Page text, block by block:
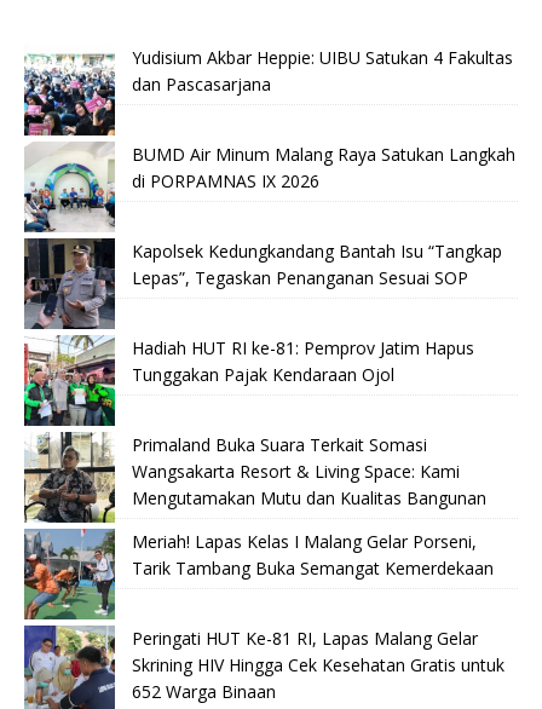
Yudisium Akbar Heppie: UIBU Satukan 4 Fakultas
dan Pascasarjana
BUMD Air Minum Malang Raya Satukan Langkah
di PORPAMNAS IX 2026
Kapolsek Kedungkandang Bantah Isu “Tangkap
Lepas”, Tegaskan Penanganan Sesuai SOP
Hadiah HUT RI ke-81: Pemprov Jatim Hapus
Tunggakan Pajak Kendaraan Ojol
Primaland Buka Suara Terkait Somasi
Wangsakarta Resort & Living Space: Kami
Mengutamakan Mutu dan Kualitas Bangunan
Meriah! Lapas Kelas I Malang Gelar Porseni,
Tarik Tambang Buka Semangat Kemerdekaan
Peringati HUT Ke-81 RI, Lapas Malang Gelar
Skrining HIV Hingga Cek Kesehatan Gratis untuk
652 Warga Binaan